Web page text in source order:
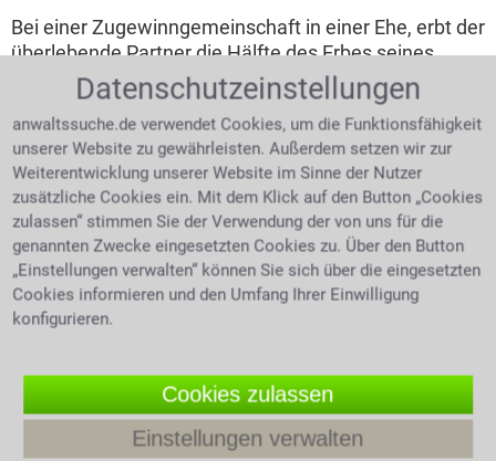
Bei einer Zugewinngemeinschaft in einer Ehe, erbt der
überlebende Partner die Hälfte des Erbes seines
Ehepartners, der andere Teil geht an die Kinder oder
Kindeskinder. War die Ehe kinderlos, so erhält der
verbliebene Gatte, ¾ des Erbes. Alleinerbe ist der
überlebende Ehegatte dann, wenn es außer ihm nur
noch Erben der 4. Ordnung oder noch fernerer
Ordnungen gibt. Um Streitigkeiten beim Erbe zu
verhindern, gibt das Gesetz sogenannte Ordnungen
vor, die den Anspruch des Erbes je nach
Verwandtschaftsgrad einteilen. Rechtliche Fragen
zum jeweiligen persönlichen Erbfall, oder eine
Rechtsberatung zu anderen, das Erbrecht
Rechtsanwalt für Erbrecht beantworten lassen.
Kinder, die Erben der 1. Ordnung
Datenschutzeinstellungen
anwaltssuche.de verwendet Cookies, um die Funktionsfähigkeit
unserer Website zu gewährleisten. Außerdem setzen wir zur
Weiterentwicklung unserer Website im Sinne der Nutzer
zusätzliche Cookies ein. Mit dem Klick auf den Button „Cookies
zulassen“ stimmen Sie der Verwendung der von uns für die
genannten Zwecke eingesetzten Cookies zu. Über den Button
„Einstellungen verwalten“ können Sie sich über die eingesetzten
Cookies informieren und den Umfang Ihrer Einwilligung
konfigurieren.
Cookies zulassen
Einstellungen verwalten